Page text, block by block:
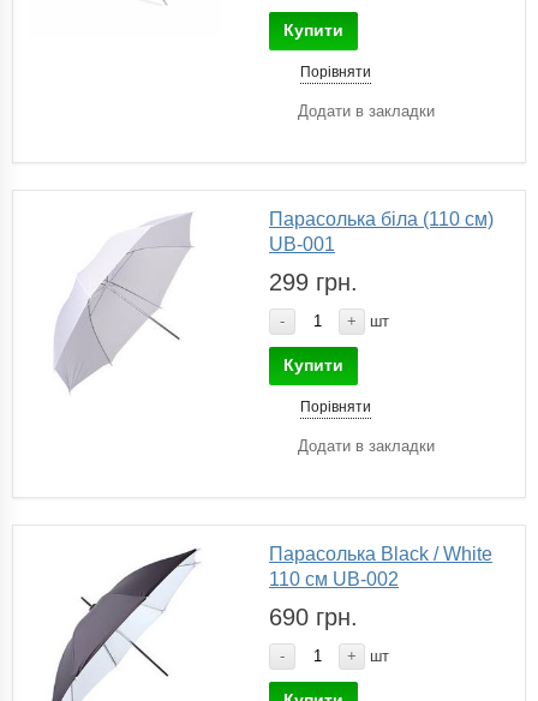
Купити
Порівняти
Додати в закладки
Парасолька біла (110 см)
UB-001
299 грн.
- + шт
Купити
Порівняти
Додати в закладки
Парасолька Black / White
110 см UB-002
690 грн.
- + шт